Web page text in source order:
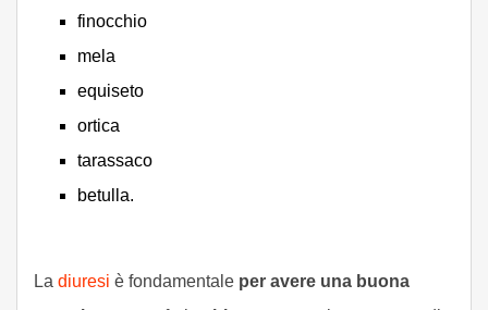
finocchio
mela
equiseto
ortica
tarassaco
betulla.
La diuresi è fondamentale per avere una buona